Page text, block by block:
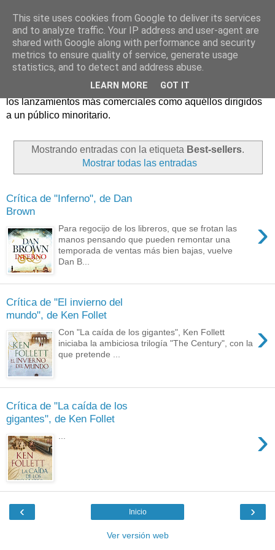
Críticas y reseñas de las principales novedades literarias
editadas en España. En Crítica de libros tienen cabida tanto
los lanzamientos más comerciales como aquéllos dirigidos
a un público minoritario.
Mostrando entradas con la etiqueta Best-sellers.
Mostrar todas las entradas
Crítica de "Inferno", de Dan
Brown
›
Para regocijo de los libreros, que se frotan las
manos pensando que pueden remontar una
temporada de ventas más bien bajas, vuelve
Dan B...
Crítica de "El invierno del
mundo", de Ken Follet
›
Con "La caída de los gigantes", Ken Follett
iniciaba la ambiciosa trilogía "The Century", con la
que pretende ...
Crítica de "La caída de los
gigantes", de Ken Follet
›
...
‹ ›
Inicio
Ver versión web
This site uses cookies from Google to deliver its services
and to analyze traffic. Your IP address and user-agent are
shared with Google along with performance and security
metrics to ensure quality of service, generate usage
statistics, and to detect and address abuse.
LEARN MORE GOT IT